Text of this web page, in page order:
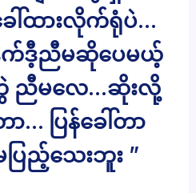
ါ်ထားလိုက်ရုံပဲ…
ဒီ့ညီမဆိုပေမယ့်
ညီမလေ…ဆိုးလို့
… ပြန်ခေါ်တာ
ြည့်သေးဘူး ”